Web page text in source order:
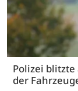
Polizei
der